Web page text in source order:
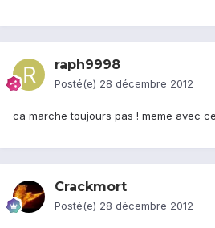
raph9998
Posté(e) 28 décembre 2012
ca marche toujours pas ! meme avec
Crackmort
Posté(e) 28 décembre 2012